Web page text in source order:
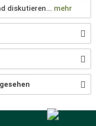
diskutieren... mehr